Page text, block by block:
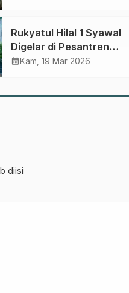
Rukyatul Hilal 1 Syawal
Digelar di Pesantren
Dalwah, Ini Prediksi
calendar_month Kam, 19 Mar 2026
diisi